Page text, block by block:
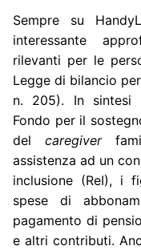
Sempre su
interessante
rilevanti per le
Legge di bilancio
n. 205). In sintesi
Fondo per il
del caregiver
assistenza ad un
inclusione (ReI), i
spese di
pagamento di
e altri contributi.